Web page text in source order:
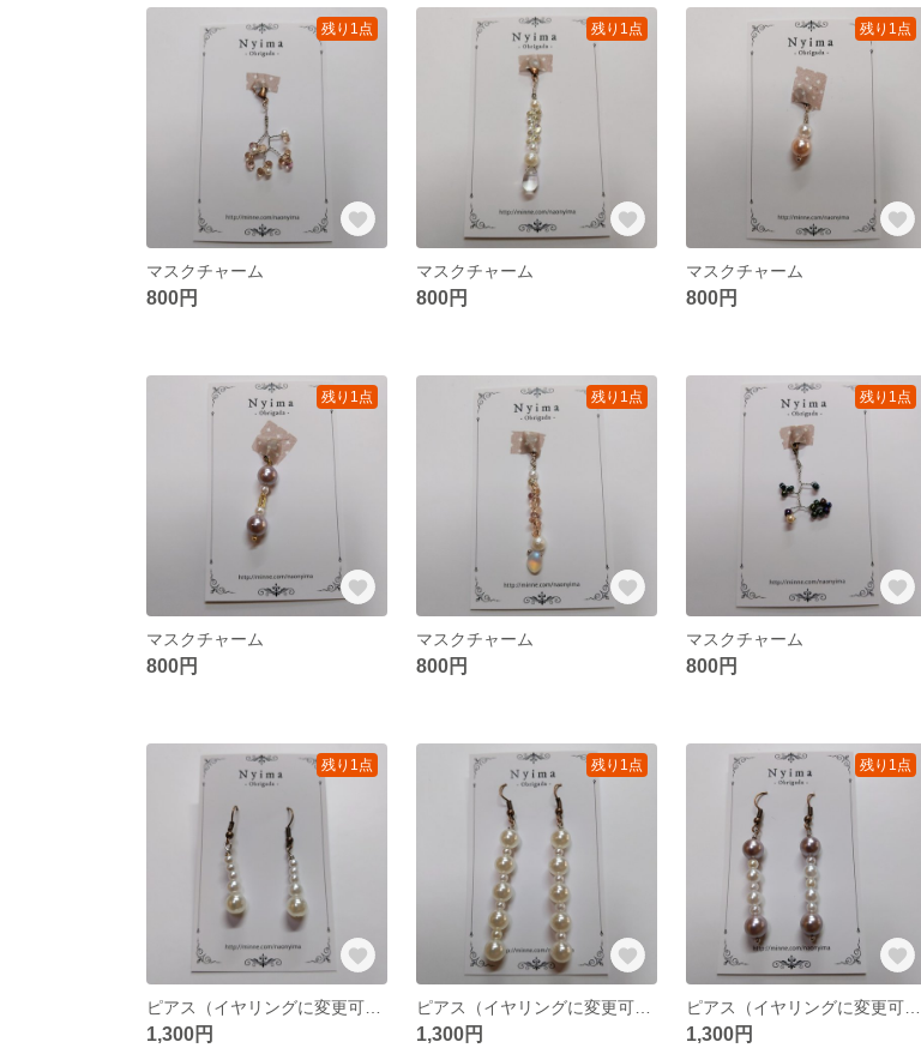
残り1点
マスクチャーム
800円
残り1点
マスクチャーム
800円
残り1点
マスクチャーム
800円
残り1点
マスクチャーム
800円
残り1点
マスクチャーム
800円
残り1点
マスクチャーム
800円
残り1点
1,300円
残り1点
ピアス（イヤリングに変更可能）
1,300円
残り1点
ピアス（イヤリングに変更可能）
1,300円